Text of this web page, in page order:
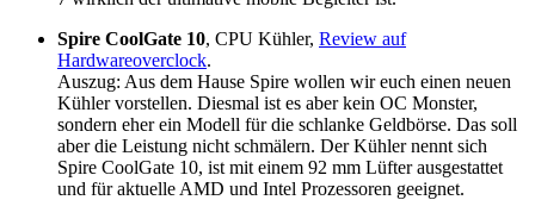
Spire CoolGate 10, CPU Kühler, Review auf
Hardwareoverclock.
Auszug: Aus dem Hause Spire wollen wir euch einen neuen
Kühler vorstellen. Diesmal ist es aber kein OC Monster,
sondern eher ein Modell für die schlanke Geldbörse. Das soll
aber die Leistung nicht schmälern. Der Kühler nennt sich
Spire CoolGate 10, ist mit einem 92 mm Lüfter ausgestattet
und für aktuelle AMD und Intel Prozessoren geeignet.